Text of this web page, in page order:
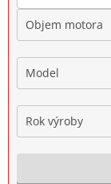
Objem motora
Model
Rok výroby